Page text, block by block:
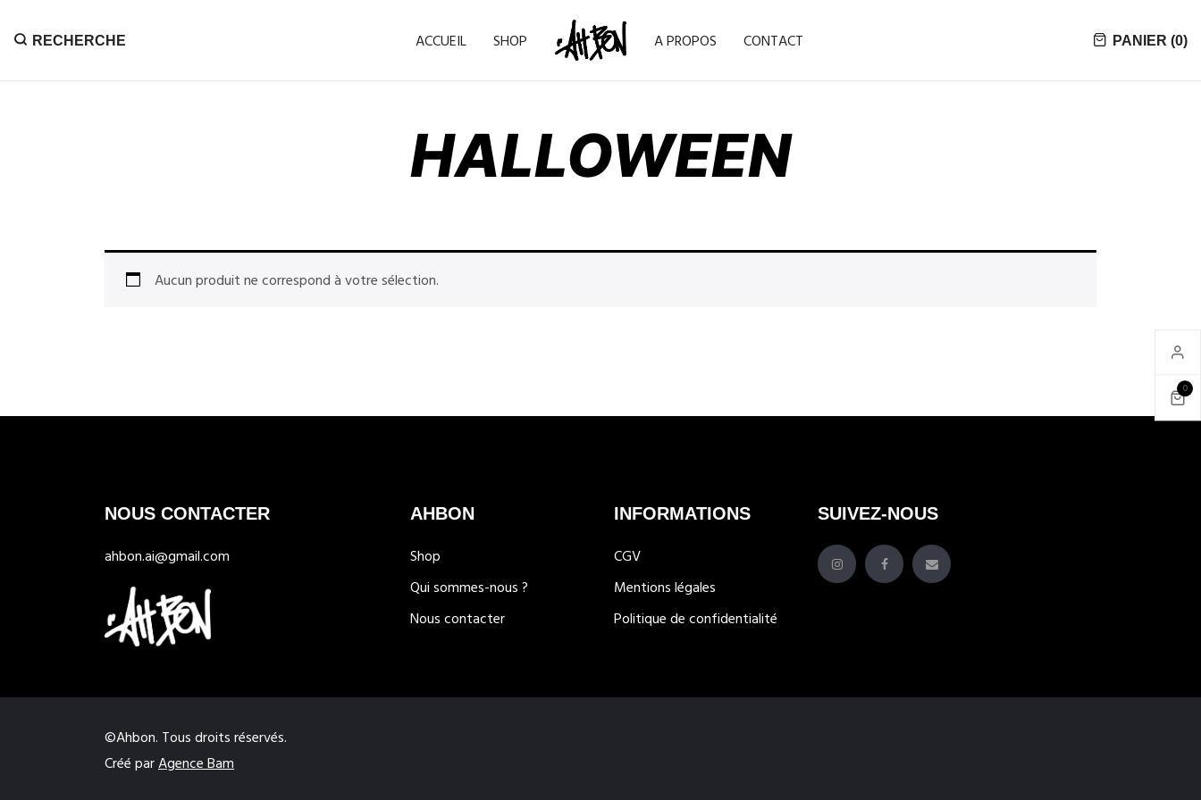
RECHERCHE ACCUEIL SHOP A PROPOS CONTACT PANIER (0)
HALLOWEEN
Aucun produit ne correspond à votre sélection.
NOUS CONTACTER
ahbon.ai@gmail.com
AHBON
Shop
Qui sommes-nous ?
Nous contacter
INFORMATIONS
CGV
Mentions légales
Politique de confidentialité
SUIVEZ-NOUS
©Ahbon. Tous droits réservés.
Créé parAgence Bam
0